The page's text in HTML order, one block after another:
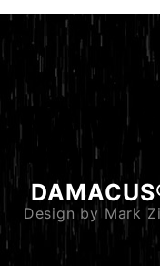
Design by Mark